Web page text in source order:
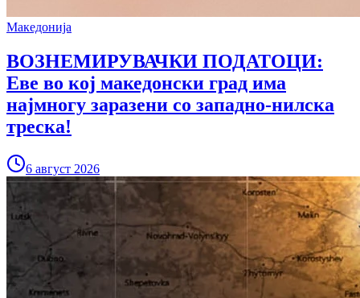
Македонија
ВОЗНЕМИРУВАЧКИ ПОДАТОЦИ:
Еве во кој македонски град има
најмногу заразени со западно-нилска
треска!
6 август 2026